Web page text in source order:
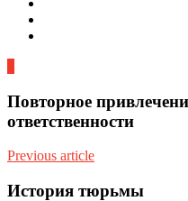
Повторное
ответственности
Previous article
История тюрьмы